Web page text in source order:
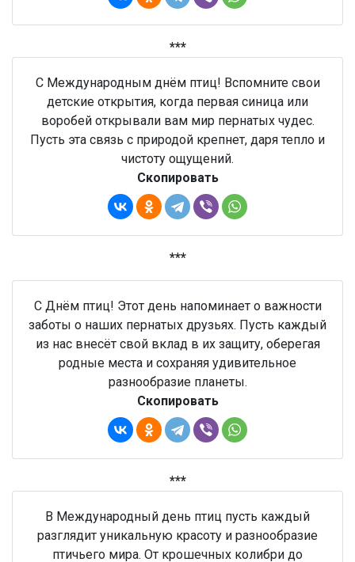
***
С Международным днём птиц! Вспомните свои
детские открытия, когда первая синица или
воробей открывали вам мир пернатых чудес.
Пусть эта связь с природой крепнет, даря тепло и
чистоту ощущений.
Скопировать
***
С Днём птиц! Этот день напоминает о важности
заботы о наших пернатых друзьях. Пусть каждый
из нас внесёт свой вклад в их защиту, оберегая
родные места и сохраняя удивительное
разнообразие планеты.
Скопировать
***
В Международный день птиц пусть каждый
разглядит уникальную красоту и разнообразие
птичьего мира. От крошечных колибри до